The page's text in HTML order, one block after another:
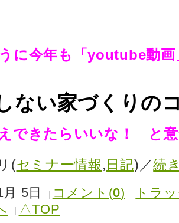
に今年も「youtube動
ない家づくり
できたらいいな！ と
(セミナー情報,日記)／続
5日 コメント(0)
トラ
△TOP